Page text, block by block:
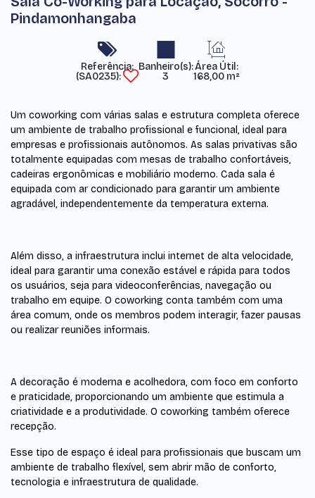
Pindamonhangaba
Referência:
(SA0235)
3
Área Útil:
168,00 m²
Um coworking com várias salas e estrutura completa oferece
um ambiente de trabalho profissional e funcional, ideal para
empresas e profissionais autônomos. As salas privativas são
totalmente equipadas com mesas de trabalho confortáveis,
cadeiras ergonômicas e mobiliário moderno. Cada sala é
equipada com ar condicionado para garantir um ambiente
agradável, independentemente da temperatura externa.
Além disso, a infraestrutura inclui internet de alta velocidade,
ideal para garantir uma conexão estável e rápida para todos
os usuários, seja para videoconferências, navegação ou
trabalho em equipe. O coworking conta também com uma
área comum, onde os membros podem interagir, fazer pausas
ou realizar reuniões informais.
A decoração é moderna e acolhedora, com foco em conforto
e praticidade, proporcionando um ambiente que estimula a
criatividade e a produtividade. O coworking também oferece
recepção.
Esse tipo de espaço é ideal para profissionais que buscam um
ambiente de trabalho flexível, sem abrir mão de conforto,
tecnologia e infraestrutura de qualidade.